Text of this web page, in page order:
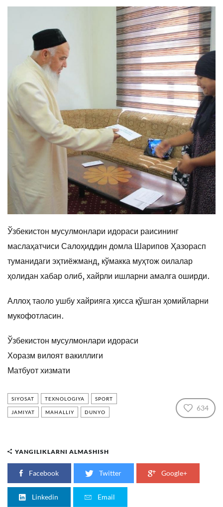
Ўзбекистон мусулмонлари идораси раисининг
маслаҳатчиси Салоҳиддин домла Шарипов Ҳазорасп
туманидаги эҳтиёжманд, кўмакка муҳтож оилалар
ҳолидан хабар олиб, хайрли ишларни амалга оширди.
Аллоҳ таоло ушбу хайрияга ҳисса қўшган ҳомийларни
мукофотласин.
Ўзбекистон мусулмонлари идораси
Хоразм вилоят вакиллиги
Матбуот хизмати
SIYOSAT TEXNOLOGIYA SPORT
JAMIYAT MAHALLIY DUNYO 634
YANGILIKLARNI ALMASHISH
Facebook Twitter Google+
Linkedin Email